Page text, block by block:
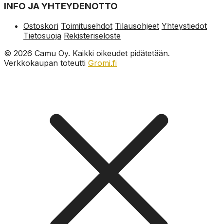
INFO JA YHTEYDENOTTO
Ostoskori Toimitusehdot Tilausohjeet Yhteystiedot
Tietosuoja Rekisteriseloste
© 2026 Camu Oy. Kaikki oikeudet pidätetään.
Verkkokaupan toteutti Gromi.fi